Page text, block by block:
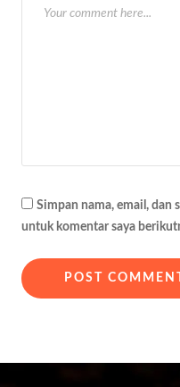
Simpan nama, email, dan
untuk komentar saya